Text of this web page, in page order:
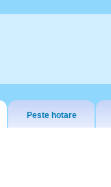
Peste hotare